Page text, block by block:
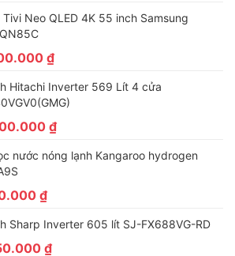
59 Phút
Speed
Tivi Neo QLED 4K 55 inch Samsung
₫
Hitachi Inverter 569 Lít 4 cửa
₫
nước nóng lạnh Kangaroo hydrogen
₫
Sharp Inverter 605 lít SJ-FX688VG-RD
₫